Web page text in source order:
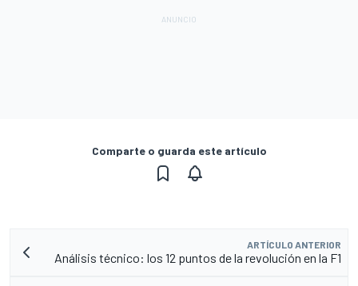
Comparte o guarda este artículo
ARTÍCULO ANTERIOR
Análisis técnico: los 12 puntos de la revolución en la F1